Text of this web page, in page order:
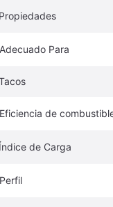
Propiedades
Adecuado Para
Eficiencia de
Índice de Carga
Perfil